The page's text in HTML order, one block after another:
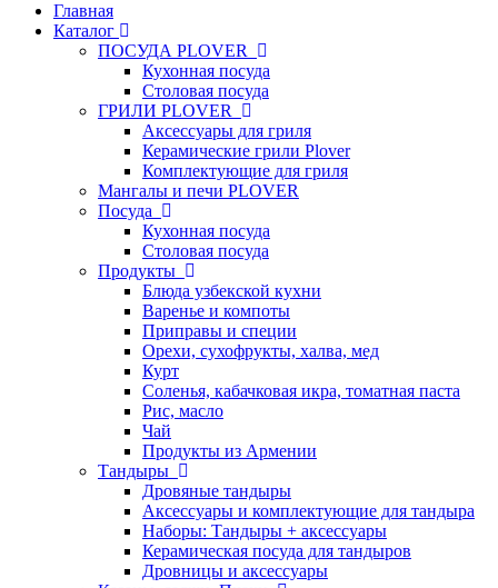
Главная
Каталог
ПОСУДА PLOVER
Кухонная посуда
Столовая посуда
ГРИЛИ PLOVER
Аксессуары для гриля
Керамические грили Plover
Комплектующие для гриля
Мангалы и печи PLOVER
Посуда
Кухонная посуда
Столовая посуда
Продукты
Блюда узбекской кухни
Варенье и компоты
Приправы и специи
Орехи, сухофрукты, халва, мед
Курт
Соленья, кабачковая икра, томатная паста
Рис, масло
Чай
Продукты из Армении
Тандыры
Дровяные тандыры
Аксессуары и комплектующие для тандыра
Наборы: Тандыры + аксессуары
Керамическая посуда для тандыров
Дровницы и аксессуары